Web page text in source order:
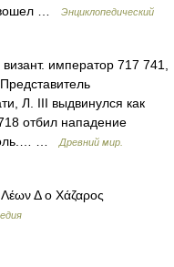
вошел …
Энциклопедический
император 717 741,
Л. III выдвинулся как
отбил нападение
…
Древний мир.
Δ o Χάζαρος